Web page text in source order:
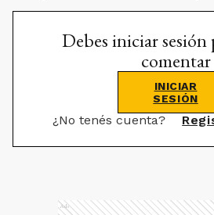
Debes iniciar sesión
comentar
INICIAR
SESIÓN
¿No tenés cuenta?
Ads